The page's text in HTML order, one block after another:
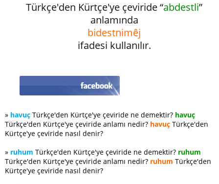
Türkçe'den Kürtçe'ye çeviride “abdestli”
anlamında
bidestnimêj
ifadesi kullanılır.
» havuç Türkçe'den Kürtçe'ye çeviride ne demektir? havuç
Türkçe'den Kürtçe'ye çeviride anlamı nedir? havuç Türkçe'den
Kürtçe'ye çeviride nasıl denir?
» ruhum Türkçe'den Kürtçe'ye çeviride ne demektir? ruhum
Türkçe'den Kürtçe'ye çeviride anlamı nedir? ruhum Türkçe'den
Kürtçe'ye çeviride nasıl denir?